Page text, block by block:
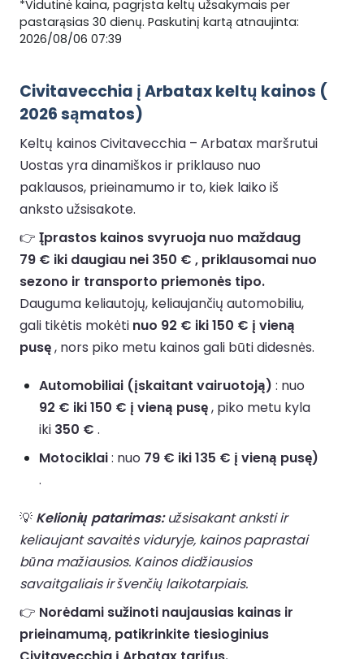
*Vidutinė kaina, pagrįsta keltų užsakymais per
pastarąsias 30 dienų. Paskutinį kartą atnaujinta:
2026/08/06 07:39
Civitavecchia į Arbatax keltų kainos (
2026 sąmatos)
Keltų kainos Civitavecchia – Arbatax maršrutui
Uostas yra dinamiškos ir priklauso nuo
paklausos, prieinamumo ir to, kiek laiko iš
anksto užsisakote.
👉 Įprastos kainos svyruoja nuo maždaug
79 € iki daugiau nei 350 € , priklausomai nuo
sezono ir transporto priemonės tipo.
Dauguma keliautojų, keliaujančių automobiliu,
gali tikėtis mokėti nuo 92 € iki 150 € į vieną
pusę, nors piko metu kainos gali būti didesnės.
Automobiliai (įskaitant vairuotoją) : nuo
92 € iki 150 € į vieną pusę, piko metu kyla
iki 350 € .
Motociklai: nuo 79 € iki 135 € į vieną pusę)
.
💡 Kelionių patarimas:užsisakant anksti ir
keliaujant savaitės viduryje, kainos paprastai
būna mažiausios. Kainos didžiausios
savaitgaliais ir švenčių laikotarpiais.
👉 Norėdami sužinoti naujausias kainas ir
prieinamumą, patikrinkite tiesioginius